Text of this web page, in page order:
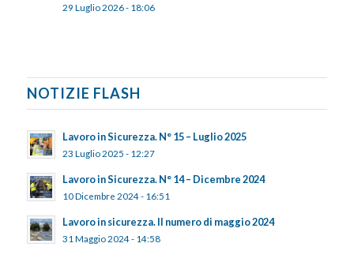
29 Luglio 2026 - 18:06
NOTIZIE FLASH
Lavoro in Sicurezza. N° 15 – Luglio 2025
23 Luglio 2025 - 12:27
Lavoro in Sicurezza. N° 14 – Dicembre 2024
10 Dicembre 2024 - 16:51
Lavoro in sicurezza. Il numero di maggio 2024
31 Maggio 2024 - 14:58